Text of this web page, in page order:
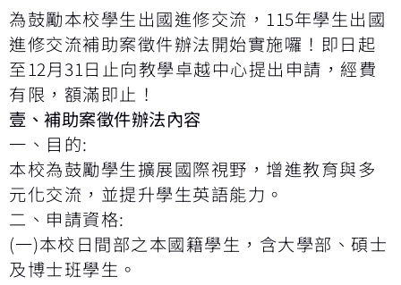
為鼓勵本校學生出國進修交流， 115年學生出國
進修交流補助案徵件辦法開始實施囉！即日起
至12月31日止向教學卓越中心提出申請，經費
有限，額滿即止！
壹、補助案徵件辦法內容
一、目的:
本校為鼓勵學生擴展國際視野，增進教育與多
元化交流，並提升學生英語能力。
二、申請資格:
(一)本校日間部之本國籍學生，含大學部、碩士
及博士班學生。